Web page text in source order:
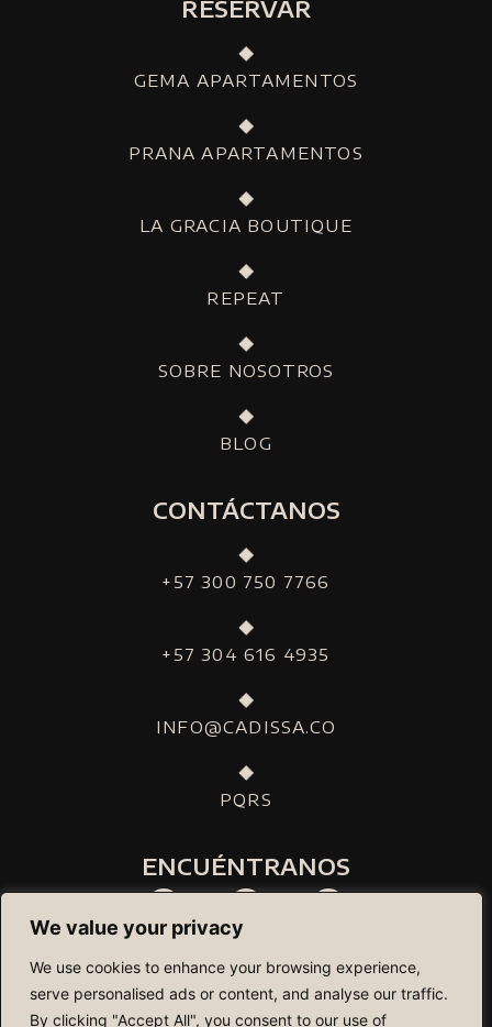
We value your privacy
We use cookies to enhance your browsing experience,
serve personalised ads or content, and analyse our traffic.
By clicking "Accept All", you consent to our use of
RESERVAR
GEMA APARTAMENTOS
PRANA APARTAMENTOS
LA GRACIA BOUTIQUE
REPEAT
SOBRE NOSOTROS
BLOG
CONTÁCTANOS
+57 300 750 7766
+57 304 616 4935
INFO@CADISSA.CO
PQRS
ENCUÉNTRANOS